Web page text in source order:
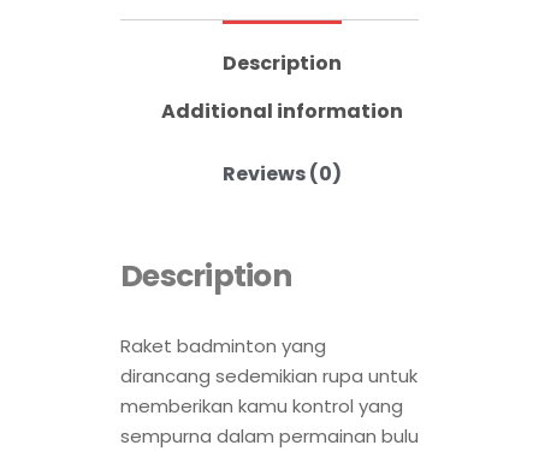
Description
Additional information
Reviews (0)
Description
Raket badminton yang
dirancang sedemikian rupa untuk
memberikan kamu kontrol yang
sempurna dalam permainan bulu